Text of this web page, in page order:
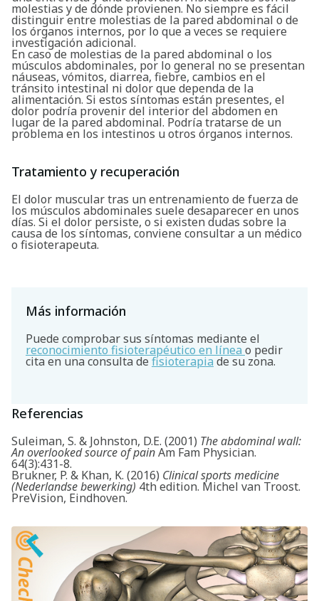
molestias y de dónde provienen. No siempre es fácil
distinguir entre molestias de la pared abdominal o de
los órganos internos, por lo que a veces se requiere
investigación adicional.
En caso de molestias de la pared abdominal o los
músculos abdominales, por lo general no se presentan
náuseas, vómitos, diarrea, fiebre, cambios en el
tránsito intestinal ni dolor que dependa de la
alimentación. Si estos síntomas están presentes, el
dolor podría provenir del interior del abdomen en
lugar de la pared abdominal. Podría tratarse de un
problema en los intestinos u otros órganos internos.
Tratamiento y recuperación
El dolor muscular tras un entrenamiento de fuerza de
los músculos abdominales suele desaparecer en unos
días. Si el dolor persiste, o si existen dudas sobre la
causa de los síntomas, conviene consultar a un médico
o fisioterapeuta.
Más información
Puede comprobar sus síntomas mediante el
reconocimiento fisioterapéutico en línea o pedir
cita en una consulta de fisioterapia de su zona.
Referencias
Suleiman, S. & Johnston, D.E. (2001) The abdominal wall:
An overlooked source of painAm Fam Physician.
64(3):431-8.
Brukner, P. & Khan, K. (2016) Clinical sports medicine
(Nederlandse bewerking) 4th edition. Michel van Troost.
PreVision, Eindhoven.